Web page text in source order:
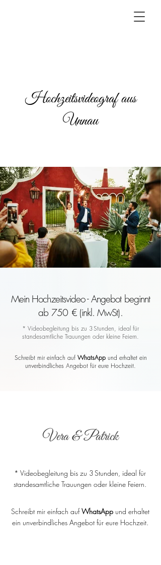
Hochzeitsvideograf aus
Unnau
Mein Hochzeitsvideo - Angebot beginnt
ab 750 € (inkl. MwSt).
* Videobegleitung bis zu 3 Stunden, ideal für
standesamtliche Trauungen oder kleine Feiern.
Schreibt mir einfach auf WhatsAppund erhaltet ein
unverbindliches Angebot für eure Hochzeit.
Vera & Patrick
* Videobegleitung bis zu 3 Stunden, ideal für
standesamtliche Trauungen oder kleine Feiern.
Schreibt mir einfach aufWhatsAppund erhaltet
ein unverbindliches Angebot für eure Hochzeit.